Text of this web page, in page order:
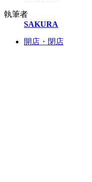
執筆者
SAKURA
開店・閉店